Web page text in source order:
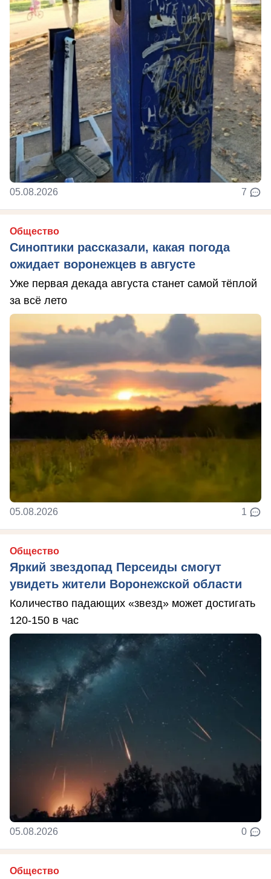
05.08.2026 7
Общество
Синоптики рассказали, какая погода
ожидает воронежцев в августе
Уже первая декада августа станет самой тёплой
за всё лето
05.08.2026 1
Общество
Яркий звездопад Персеиды смогут
увидеть жители Воронежской области
Количество падающих «звезд» может достигать
120-150 в час
05.08.2026 0
Общество